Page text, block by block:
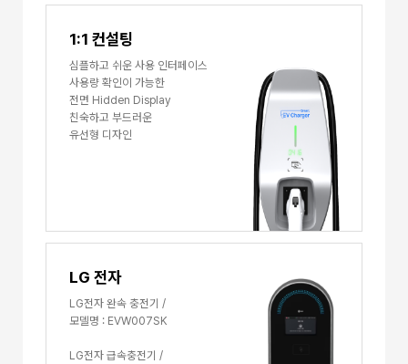
1:1 컨설팅
심플하고 쉬운 사용 인터페이스
사용량 확인이 가능한
전면 Hidden Display
친숙하고 부드러운
유선형 디자인
LG 전자
LG전자 완속 충전기 /
모델명 : EVW007SK
LG전자 급속충전기 /